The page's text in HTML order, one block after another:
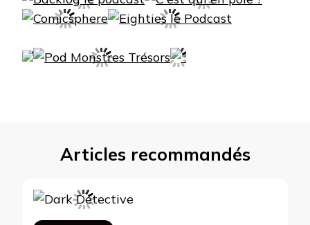
Articles recommandés